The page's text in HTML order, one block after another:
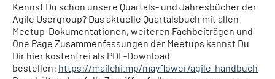
Kennst Du schon unsere Quartals- und Jahresbücher der
Agile Usergroup? Das aktuelle Quartalsbuch mit allen
Meetup-Dokumentationen, weiteren Fachbeiträgen und
One Page Zusammenfassungen der Meetups kannst Du
Dir hier kostenfrei als PDF-Download
bestellen: https://mailchi.mp/mayflower/agile-handbuch